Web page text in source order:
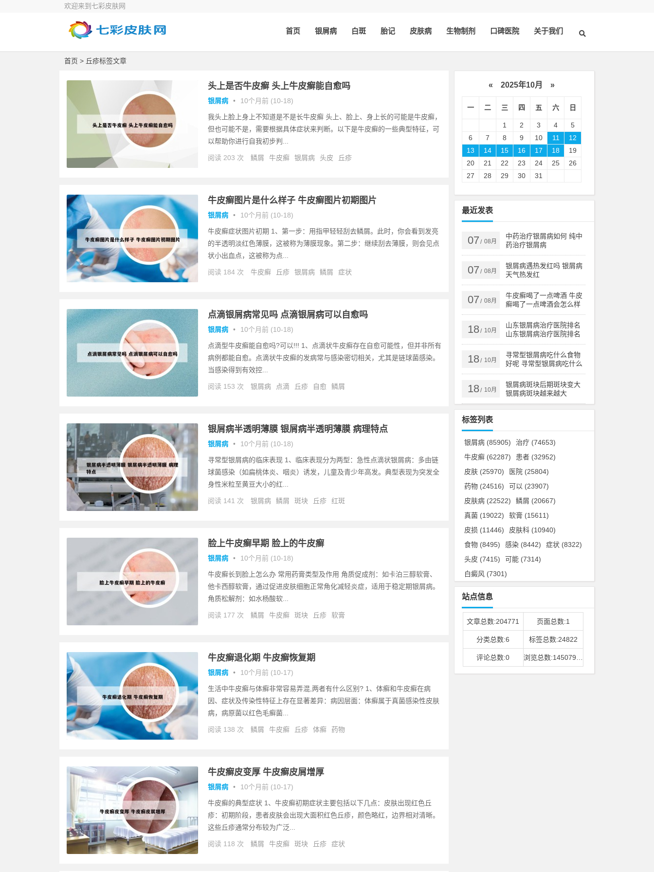
欢迎来到七彩皮肤网
首页 银屑病 白斑 胎记 皮肤病 生物制剂 口碑医院 关于我们
首页 > 丘疹标签文章
头上是否牛皮癣 头上牛皮癣能自愈吗
银屑病 • 10个月前 (10-18)
我头上脸上身上不知道是不是长牛皮癣 头上、脸上、身上长的可能是牛皮癣，
但也可能不是，需要根据具体症状来判断。以下是牛皮癣的一些典型特征，可
以帮助你进行自我初步判...
阅读 203 次 鳞屑 牛皮癣 银屑病 头皮 丘疹
牛皮癣图片是什么样子 牛皮癣图片初期图片
银屑病 • 10个月前 (10-18)
牛皮癣症状图片初期 1、第一步：用指甲轻轻刮去鳞屑。此时，你会看到发亮
的半透明淡红色薄膜，这被称为薄膜现象。第二步：继续刮去薄膜，则会见点
状小出血点，这被称为点...
阅读 184 次 牛皮癣 丘疹 银屑病 鳞屑 症状
点滴银屑病常见吗 点滴银屑病可以自愈吗
银屑病 • 10个月前 (10-18)
点滴型牛皮癣能自愈吗?可以!!! 1、点滴状牛皮癣存在自愈可能性，但并非所有
病例都能自愈。点滴状牛皮癣的发病常与感染密切相关，尤其是链球菌感染。
当感染得到有效控...
阅读 153 次 银屑病 点滴 丘疹 自愈 鳞屑
银屑病半透明薄膜 银屑病半透明薄膜 病理特点
银屑病 • 10个月前 (10-18)
寻常型银屑病的临床表现 1、临床表现分为两型：急性点滴状银屑病：多由链
球菌感染（如扁桃体炎、咽炎）诱发，儿童及青少年高发。典型表现为突发全
身性米粒至黄豆大小的红...
阅读 141 次 银屑病 鳞屑 斑块 丘疹 红斑
脸上牛皮癣早期 脸上的牛皮癣
银屑病 • 10个月前 (10-18)
牛皮癣长到脸上怎么办 常用药膏类型及作用 角质促成剂：如卡泊三醇软膏、
他卡西醇软膏，通过促进皮肤细胞正常角化减轻炎症，适用于稳定期银屑病。
角质松解剂：如水杨酸软...
阅读 177 次 鳞屑 牛皮癣 斑块 丘疹 软膏
牛皮癣退化期 牛皮癣恢复期
银屑病 • 10个月前 (10-17)
生活中牛皮癣与体癣非常容易弄混,两者有什么区别? 1、体癣和牛皮癣在病
因、症状及传染性特征上存在显著差异：病因层面：体癣属于真菌感染性皮肤
病，病原菌以红色毛癣菌...
阅读 138 次 鳞屑 牛皮癣 丘疹 体癣 药物
牛皮癣皮变厚 牛皮癣皮屑增厚
银屑病 • 10个月前 (10-17)
牛皮癣的典型症状 1、牛皮癣初期症状主要包括以下几点：皮肤出现红色丘
疹：初期阶段，患者皮肤会出现大面积红色丘疹，颜色略红，边界相对清晰。
这些丘疹通常分布较为广泛...
阅读 118 次 鳞屑 牛皮癣 斑块 丘疹 症状
« 2025年10月 »
一 二 三 四 五 六 日
1 2 3 4
5
6
7 8 9 10 11
12
13
14 15 16 17 18
19
20
21 22 23 24 25
26
27
28 29 30 31
最近发表
07 / 08月
中药治疗银屑病如何 纯中
药治疗银屑病
07 / 08月
银屑病遇热发红吗 银屑病
天气热发红
07 / 08月
牛皮癣喝了一点啤酒 牛皮
癣喝了一点啤酒会怎么样
18/ 10月
山东银屑病治疗医院排名
山东银屑病治疗医院排名
榜
18/ 10月
寻常型银屑病吃什么食物
好呢 寻常型银屑病吃什么
药效果好
18/ 10月
银屑病斑块后期斑块变大
银屑病斑块越来越大
标签列表
银屑病 (85905) 治疗 (74653)
牛皮癣 (62287) 患者 (32952)
皮肤 (25970) 医院 (25804)
药物 (24516) 可以 (23907)
皮肤病 (22522) 鳞屑 (20667)
真菌 (19022) 软膏 (15611)
皮损 (11446) 皮肤科 (10940)
食物 (8495) 感染 (8442) 症状 (8322)
头皮 (7415) 可能 (7314)
白癜风 (7301)
站点信息
文章总数:204771 页面总数:1
分类总数:6 标签总数:24822
评论总数:0